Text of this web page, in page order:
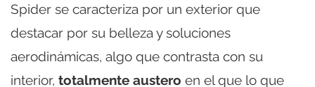
Spider se caracteriza por un exterior que
destacar por su belleza y soluciones
aerodinámicas, algo que contrasta con su
interior, totalmente austero en el que lo que